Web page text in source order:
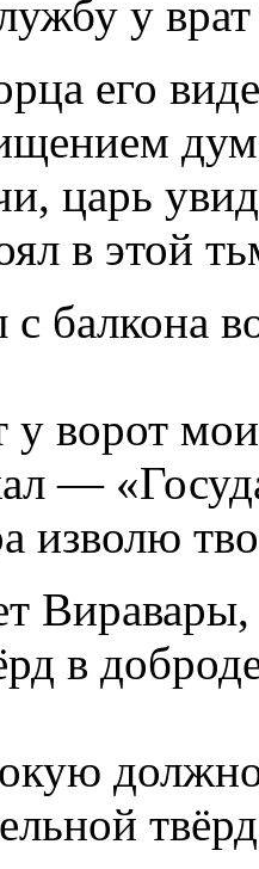
у
его
царь
в этой
с балкона
у ворот
—
изволю
в